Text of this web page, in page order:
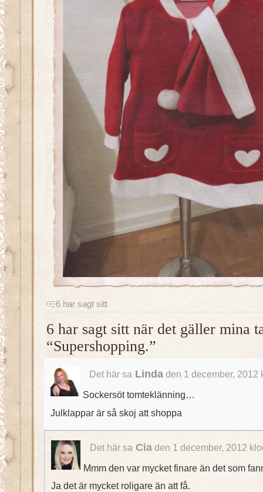
6 har sagt sitt
6 har sagt sitt när det gäller mina
“Supershopping.”
Det här sa Lindaden 1 december, 2012
Sockersöt tomteklänning…
Julklappar är så skoj att shoppa
Det här sa Ciaden 1 december, 2012
Mmm den var mycket finare än det som
Ja det är mycket roligare än att få.